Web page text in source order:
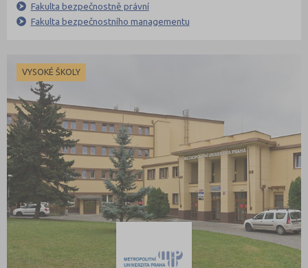
Fakulta bezpečnostně právní
Fakulta bezpečnostního managementu
VYSOKÉ ŠKOLY